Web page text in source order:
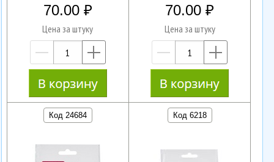
70.00
Цена за штуку
—
70.00
Цена за штуку
—
Код 24684 Код 6218